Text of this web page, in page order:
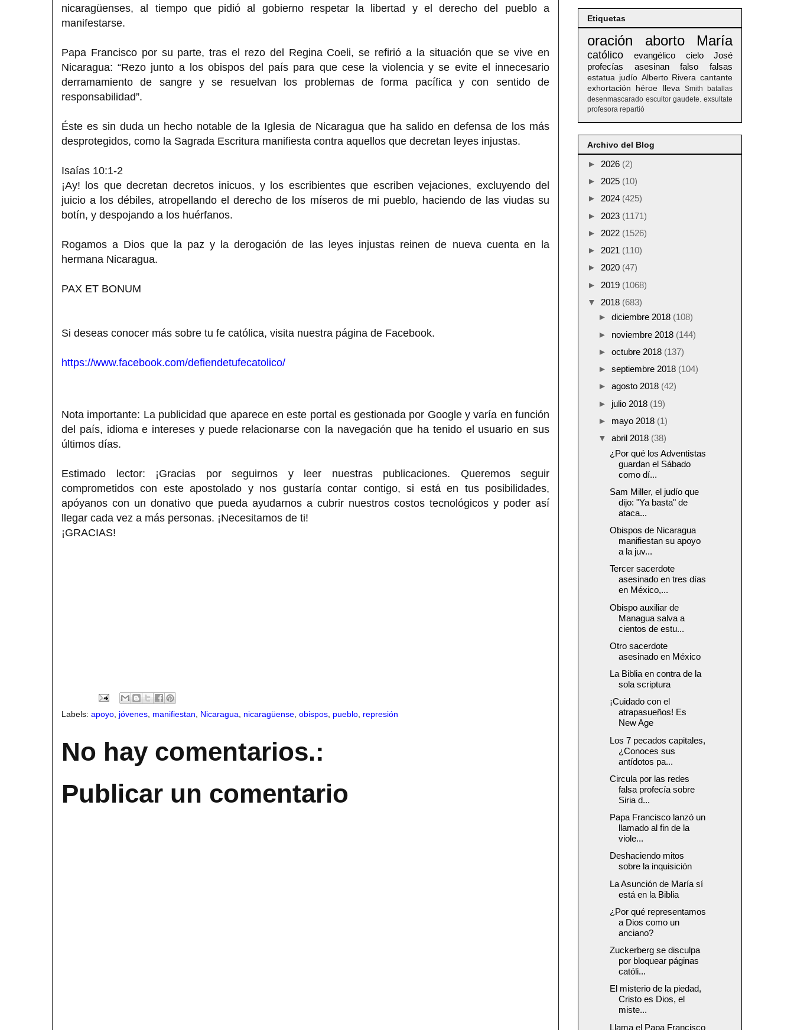
nicaragüenses, al tiempo que pidió al gobierno respetar la libertad y el derecho del pueblo a
manifestarse.
Papa Francisco por su parte, tras el rezo del Regina Coeli, se refirió a la situación que se vive en
Nicaragua: “Rezo junto a los obispos del país para que cese la violencia y se evite el innecesario
derramamiento de sangre y se resuelvan los problemas de forma pacífica y con sentido de
responsabilidad”.
Éste es sin duda un hecho notable de la Iglesia de Nicaragua que ha salido en defensa de los más
desprotegidos, como la Sagrada Escritura manifiesta contra aquellos que decretan leyes injustas.
Isaías 10:1-2
¡Ay! los que decretan decretos inicuos, y los escribientes que escriben vejaciones, excluyendo del
juicio a los débiles, atropellando el derecho de los míseros de mi pueblo, haciendo de las viudas su
botín, y despojando a los huérfanos.
Rogamos a Dios que la paz y la derogación de las leyes injustas reinen de nueva cuenta en la
hermana Nicaragua.
PAX ET BONUM
Si deseas conocer más sobre tu fe católica, visita nuestra página de Facebook.
https://www.facebook.com/defiendetufecatolico/
Nota importante: La publicidad que aparece en este portal es gestionada por Google y varía en función
del país, idioma e intereses y puede relacionarse con la navegación que ha tenido el usuario en sus
últimos días.
Estimado lector: ¡Gracias por seguirnos y leer nuestras publicaciones. Queremos seguir
comprometidos con este apostolado y nos gustaría contar contigo, si está en tus posibilidades,
apóyanos con un donativo que pueda ayudarnos a cubrir nuestros costos tecnológicos y poder así
llegar cada vez a más personas. ¡Necesitamos de ti!
¡GRACIAS!
Labels: apoyo jóvenes manifiestan Nicaragua nicaragüense obispos pueblo represión
No hay comentarios.:
Publicar un comentario
Etiquetas
oración aborto María
católico evangélico cielo
José
profecías
asesinan falso falsas
estatua judío Alberto Rivera cantante
exhortación
héroe lleva Smith
batallas
desenmascarado escultor gaudete. exsultate
profesora repartió
Archivo del Blog
► 2026 (2)
► 2025 (10)
► 2024 (425)
► 2023 (1171)
► 2022 (1526)
► 2021 (110)
► 2020 (47)
► 2019 (1068)
▼ 2018 (683)
► diciembre 2018 (108)
► noviembre 2018 (144)
► octubre 2018 (137)
► septiembre 2018 (104)
► agosto 2018 (42)
► julio 2018 (19)
► mayo 2018 (1)
▼ abril 2018 (38)
¿Por qué los Adventistas
guardan el Sábado
como dí...
Sam Miller, el judío que
dijo: "Ya basta" de
ataca...
Obispos de Nicaragua
manifiestan su apoyo
a la juv...
Tercer sacerdote
asesinado en tres días
en México,...
Obispo auxiliar de
Managua salva a
cientos de estu...
Otro sacerdote
asesinado en México
La Biblia en contra de la
sola scriptura
¡Cuidado con el
atrapasueños! Es
New Age
Los 7 pecados capitales,
¿Conoces sus
antídotos pa...
Circula por las redes
falsa profecía sobre
Siria d...
Papa Francisco lanzó un
llamado al fin de la
viole...
Deshaciendo mitos
sobre la inquisición
La Asunción de María sí
está en la Biblia
¿Por qué representamos
a Dios como un
anciano?
Zuckerberg se disculpa
por bloquear páginas
católi...
El misterio de la piedad,
Cristo es Dios, el
miste...
Llama el Papa Francisco